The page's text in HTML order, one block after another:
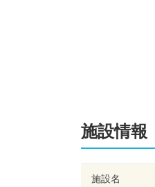
施設情報
施設名